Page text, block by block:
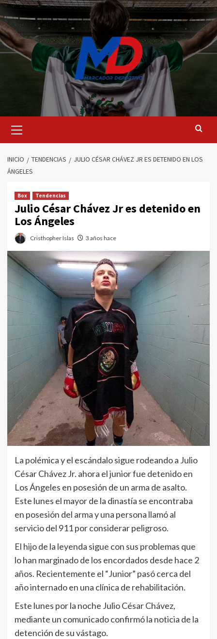
Saltar
al
contenido
principal
INICIO TENDENCIAS
JULIO CÉSAR CHÁVEZ JR ES DETENIDO EN LOS
ÁNGELES
Box Tendencias
Julio César Chávez Jr es detenido en
Los Ángeles
Cristhopher Islas 3 años hace
La polémica y el escándalo sigue rodeando a Julio
César Chávez Jr. ahora el junior fue detenido en
Los Ángeles en posesión de un arma de asalto.
Este lunes el mayor de la dinastía se encontraba
en posesión del arma y una persona llamó al
servicio del 911 por considerar peligroso.
El hijo de la leyenda sigue con sus problemas que
lo han marginado de los encordados desde hace 2
años. Recientemente el “Junior” pasó cerca del
año internado en una clínica de rehabilitación.
Este lunes por la noche Julio César Chávez,
mediante un comunicado confirmó la noticia de la
detención de su vástago.